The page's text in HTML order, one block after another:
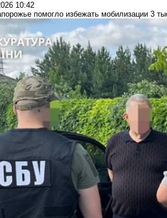
10:42
помогло избежать мобилизации 3